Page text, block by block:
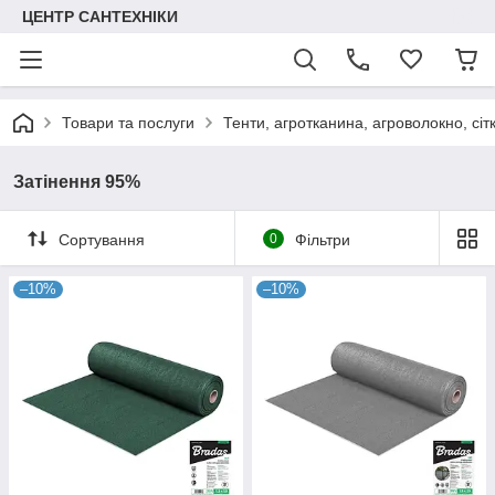
ЦЕНТР САНТЕХНІКИ
Товари та послуги Тенти, агротканина, агроволокно,
Затінення 95%
Сортування 0 Фільтри
–10% –10%